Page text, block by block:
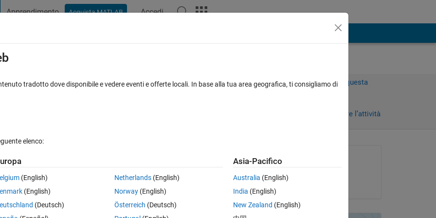
Apprendimento Acquista MATLAB Accedi
Accedi per rispondere a questa
Accedi per seguire l’attività
0 voti
by the function svds. But my MATLAB2020a complains because of its
Richiesto:
il 26 Feb 2021
tradotto dove disponibile e vedere eventi e offerte locali. In base alla tua area geografica, ti consigliamo di
elenco:
(English)
(English)
(Deutsch)
Netherlands(English)
Norway(English)
Österreich (Deutsch)
Asia-Pacifico
Australia (English)
India (English)
New Zealand (English)